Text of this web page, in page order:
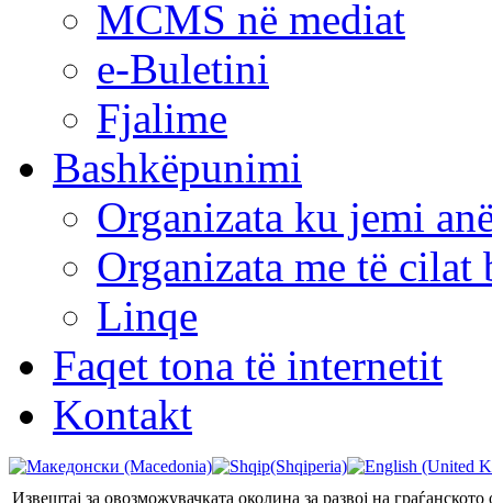
MCMS në mediat
e-Buletini
Fjalime
Bashkëpunimi
Organizata ku jemi
Organizata me të cilat
Linqe
Faqet tona të internetit
Kontakt
Извештај за овозможувачката околина за развој на